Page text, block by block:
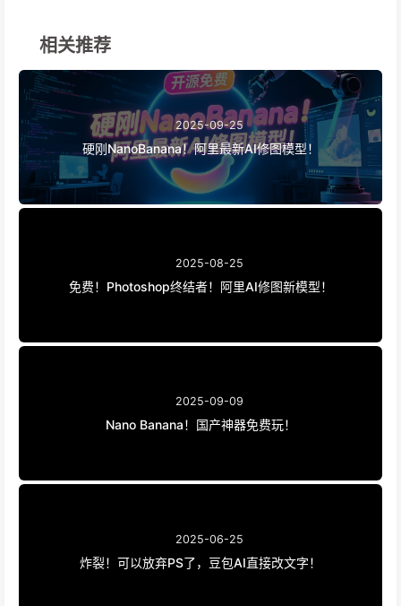
相关推荐
2025-09-25
硬刚NanoBanana！阿里最新AI修图模型！
2025-08-25
免费！Photoshop终结者！阿里AI修图新模型！
2025-09-09
Nano Banana！国产神器免费玩！
2025-06-25
炸裂！可以放弃PS了，豆包AI直接改文字！